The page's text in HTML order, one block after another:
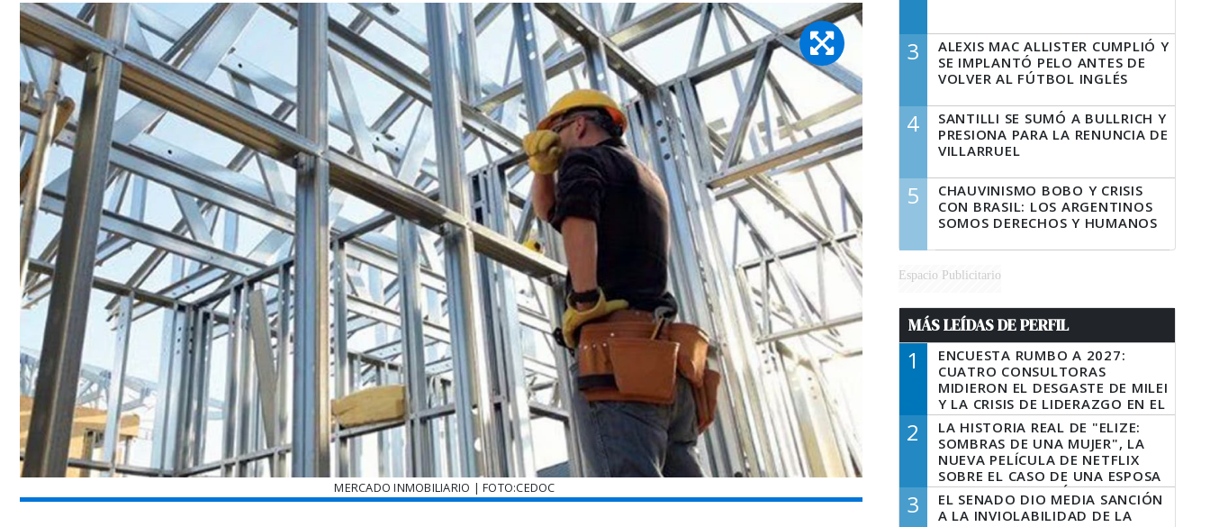
MERCADO INMOBILIARIO | FOTO:CEDOC
3
ALEXIS MAC ALLISTER CUMPLIÓ Y
SE IMPLANTÓ PELO ANTES DE
VOLVER AL FÚTBOL INGLÉS
4
SANTILLI SE SUMÓ A BULLRICH Y
PRESIONA PARA LA RENUNCIA DE
VILLARRUEL
5
CHAUVINISMO BOBO Y CRISIS
CON BRASIL: LOS ARGENTINOS
SOMOS DERECHOS Y HUMANOS
Espacio Publicitario
MÁS LEÍDAS DE PERFIL
1
ENCUESTA RUMBO A 2027:
CUATRO CONSULTORAS
MIDIERON EL DESGASTE DE MILEI
Y LA CRISIS DE LIDERAZGO EN EL
PERONISMO
2
LA HISTORIA REAL DE "ELIZE:
SOMBRAS DE UNA MUJER", LA
NUEVA PELÍCULA DE NETFLIX
SOBRE EL CASO DE UNA ESPOSA
QUE DESCUARTIZÓ A SU
MARIDO
3
EL SENADO DIO MEDIA SANCIÓN
A LA INVIOLABILIDAD DE LA